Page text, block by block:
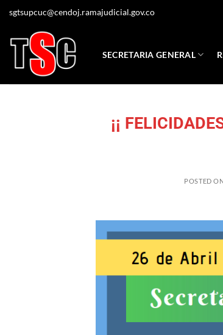
sgtsupcuc@cendoj.ramajudicial.gov.co
SECRETARIA GENERAL
¡¡
POSTED